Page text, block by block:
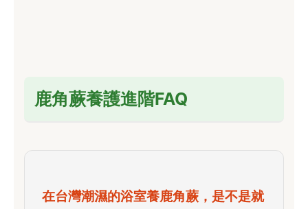
鹿角蕨養護進階FAQ
在台灣潮濕的浴室養鹿角蕨，是不是就